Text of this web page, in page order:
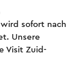
sofort nach
Unsere
Visit Zuid-